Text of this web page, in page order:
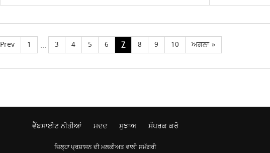
Prev 1 ... 3 4 5 6 7 8 9 10 ਅਗਲਾ »
ਵੈੱਬਸਾਈਟ ਨੀਤੀਆਂ ਮਦਦ ਸੁਝਾਅ ਸੰਪਰਕ ਕਰੋ
ਜ਼ਿਲ੍ਹਾ ਪ੍ਰਸ਼ਾਸਨ ਦੀ ਮਲਕੀਅਤ ਵਾਲੀ ਸਮੱਗਰੀ